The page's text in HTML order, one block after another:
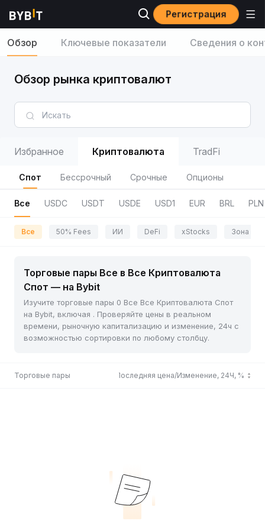
Регистрация
Обзор Ключевые показатели Сведения о
Обзор рынка криптовалют
Избранное Криптовалюта TradFi
Спот Бессрочный Срочные Опционы
Все USDC USDT USDE USD1 EUR BRL PLN
Все 50% Fees ИИ DeFi xStocks Зона
Торговые пары Все в Все Криптовалюта
Спот — на Bybit
Изучите торговые пары 0 Все Все Криптовалюта Спот
на Bybit, включая . Проверяйте цены в реальном
времени, рыночную капитализацию и изменение, 24ч с
возможностью сортировки по любому столбцу.
Торговые пары Последняя цена/Изменение, 24Ч, %